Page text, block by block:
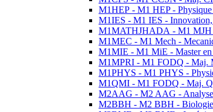
M1HEP - M1 HEP - Physique
M1IES - M1 IES - Innovation,
M1MATHJHADA - M1 MJH -
M1MEC - M1 Mech -
M1MIE - M1 MiE - Master en
M1MPRI - M1 FODQ - Maj.
M1PHYS - M1 PHYS -
M1QMI - M1 FODQ - Maj.
M2AAG - M2 AAG -
M2BBH - M2 BBH -